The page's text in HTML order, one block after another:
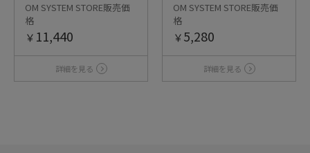
OM SYSTEM STORE販売価
格
￥ 11,440
詳細を見る
OM SYSTEM STORE販売価
格
￥5,280
詳細を見る